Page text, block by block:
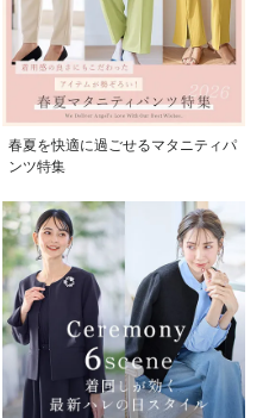
春夏を快適に過ごせるマタニティパ
ンツ特集